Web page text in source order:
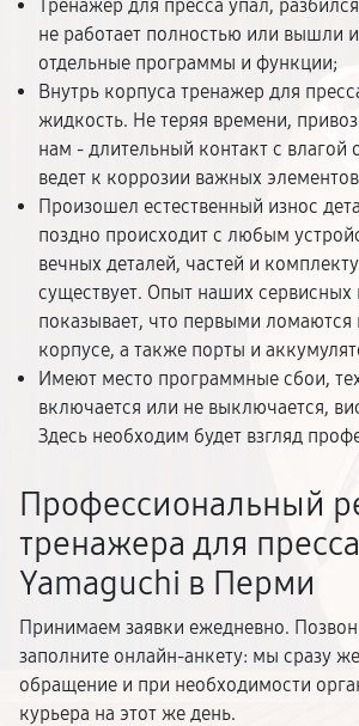
Тренажер для пресса упал,
не работает полностью или вышли
отдельные программы и функции;
Внутрь корпуса тренажер для
жидкость. Не теряя времени,
нам - длительный контакт с влагой
ведет к коррозии важных
Произошел естественный износ
поздно происходит с любым
вечных деталей, частей и
существует. Опыт наших
показывает, что первыми ломаются
корпусе, а также порты и
Имеют место программные сбои,
включается или не выключается,
Здесь необходим будет взгляд
Профессиональный
тренажера для пресса
Yamaguchi в Перми
Принимаем заявки ежедневно.
заполните онлайн-анкету: мы сразу
обращение и при необходимости
курьера на этот же день.